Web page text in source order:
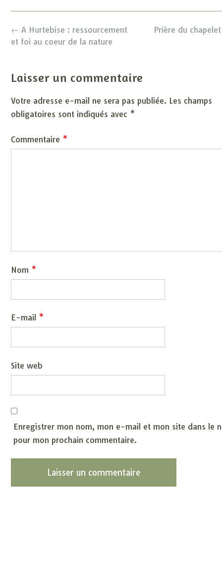
Post
navigation
Prière du
← A Hurtebise : ressourcement
et foi au coeur de la nature
Laisser un commentaire
Votre adresse e-mail ne sera pas publiée. Les champs
obligatoires sont indiqués avec *
Commentaire *
Nom *
E-mail *
Site web
Enregistrer mon nom, mon e-mail et mon site dans le
pour mon prochain commentaire.